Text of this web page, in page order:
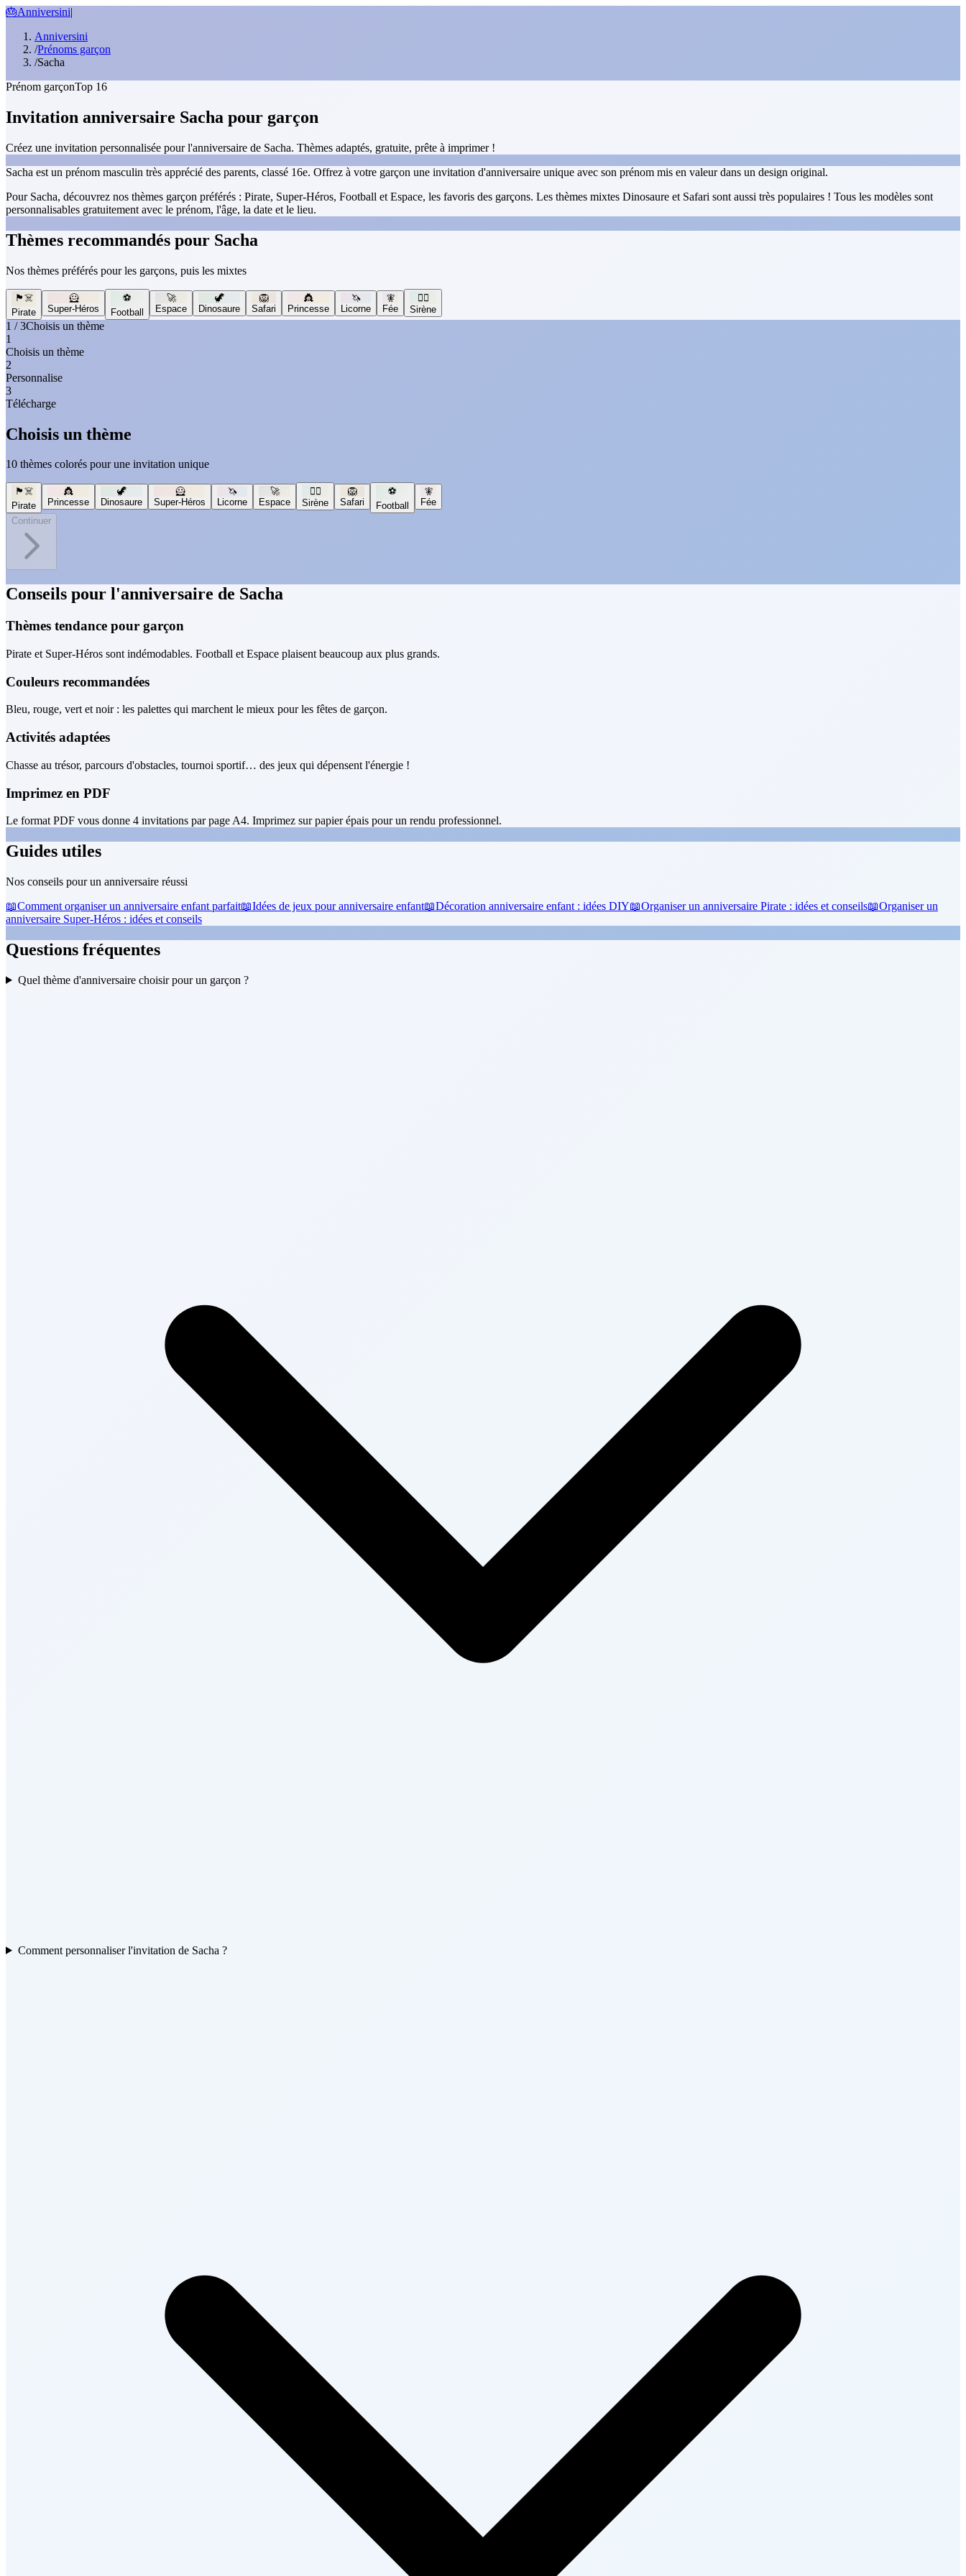
🎂Anniversini|
Anniversini
/Prénoms garçon
/Sacha
Prénom garçonTop 16
Invitation anniversaire Sacha pour garçon
Créez une invitation personnalisée pour l'anniversaire de Sacha. Thèmes adaptés, gratuite, prête à imprimer !
Sacha est un prénom masculin très apprécié des parents, classé 16e. Offrez à votre garçon une invitation d'anniversaire unique avec son prénom mis en valeur dans un design original.
Pour Sacha, découvrez nos thèmes garçon préférés : Pirate, Super-Héros, Football et Espace, les favoris des garçons. Les thèmes mixtes Dinosaure et Safari sont aussi très populaires ! Tous les modèles sont
personnalisables gratuitement avec le prénom, l'âge, la date et le lieu.
Thèmes recommandés pour Sacha
Nos thèmes préférés pour les garçons, puis les mixtes
🏴‍☠️
Pirate
🦸
Super-Héros
⚽
Football
🚀
Espace
🦖
Dinosaure
🦁
Safari
👸
Princesse
🦄
Licorne
🧚
Fée
🧜‍♀️
Sirène
1 / 3Choisis un thème
1
Choisis un thème
2
Personnalise
3
Télécharge
Choisis un thème
10 thèmes colorés pour une invitation unique
🏴‍☠️
Pirate
👸
Princesse
🦖
Dinosaure
🦸
Super-Héros
🦄
Licorne
🚀
Espace
🧜‍♀️
Sirène
🦁
Safari
⚽
Football
🧚
Fée
Continuer
Conseils pour l'anniversaire de Sacha
Thèmes tendance pour garçon
Pirate et Super-Héros sont indémodables. Football et Espace plaisent beaucoup aux plus grands.
Couleurs recommandées
Bleu, rouge, vert et noir : les palettes qui marchent le mieux pour les fêtes de garçon.
Activités adaptées
Chasse au trésor, parcours d'obstacles, tournoi sportif… des jeux qui dépensent l'énergie !
Imprimez en PDF
Le format PDF vous donne 4 invitations par page A4. Imprimez sur papier épais pour un rendu professionnel.
Guides utiles
Nos conseils pour un anniversaire réussi
📖Comment organiser un anniversaire enfant parfait📖Idées de jeux pour anniversaire enfant📖Décoration anniversaire enfant : idées DIY📖Organiser un anniversaire Pirate : idées et conseils📖Organiser un
anniversaire Super-Héros : idées et conseils
Questions fréquentes
Quel thème d'anniversaire choisir pour un garçon ?
Comment personnaliser l'invitation de Sacha ?